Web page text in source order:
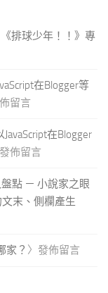
排球少年！！》專
在Blogger等
留言
JavaScript在Blogger
佈留言
點 － 小說家之眼
文末、側欄產生
家？ 〉發佈留言